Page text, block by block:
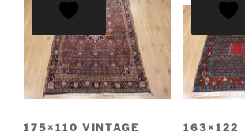
175×110 VINTAGE
163×122